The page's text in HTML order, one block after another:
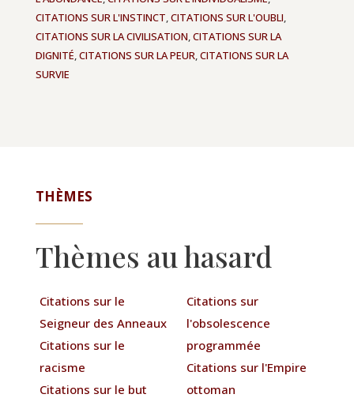
CITATIONS SUR L'INSTINCT,CITATIONS SUR L'OUBLI,
CITATIONS SUR LA CIVILISATION,CITATIONS SUR LA
DIGNITÉ,CITATIONS SUR LA PEUR,CITATIONS SUR LA
SURVIE
THÈMES
Thèmes au hasard
Citations sur le
Seigneur des Anneaux
Citations sur le
racisme
Citations sur le but
Citations sur
l'obsolescence
programmée
Citations sur l'Empire
ottoman